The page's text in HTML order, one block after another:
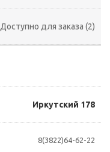
Доступно для заказа (2)
Иркутский 178
8(3822)64-62-22